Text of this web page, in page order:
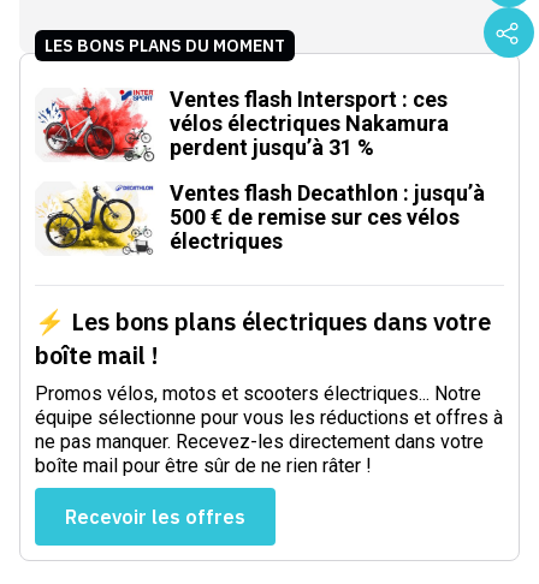
LES BONS PLANS DU MOMENT
Ventes flash Intersport : ces
vélos électriques Nakamura
perdent jusqu’à 31 %
Ventes flash Decathlon : jusqu’à
500 € de remise sur ces vélos
électriques
⚡ Les bons plans électriques dans votre
boîte mail !
Promos vélos, motos et scooters électriques... Notre
équipe sélectionne pour vous les réductions et offres à
ne pas manquer. Recevez-les directement dans votre
boîte mail pour être sûr de ne rien râter !
Recevoir les offres